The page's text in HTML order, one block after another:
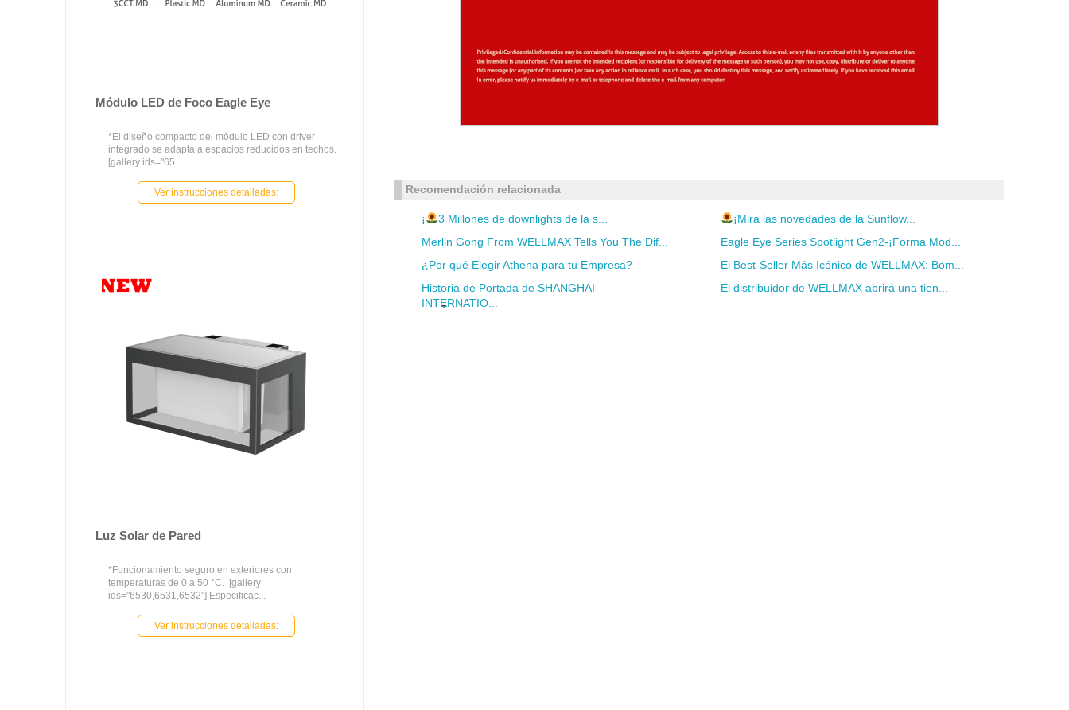
Módulo LED de Foco Eagle Eye
*El diseño compacto del módulo LED con driver
integrado se adapta a espacios reducidos en techos.
[gallery ids="65...
Ver instrucciones detalladas:
Luz Solar de Pared
*Funcionamiento seguro en exteriores con
temperaturas de 0 a 50 °C. [gallery
ids="6530,6531,6532"] Especificac...
Ver instrucciones detalladas:
Recomendación relacionada
¡ 3 Millones de downlights de la s...
¡Mira las novedades de la Sunflow...
Merlin Gong From WELLMAX Tells You The Dif...
Eagle Eye Series Spotlight Gen2-¡Forma Mod...
¿Por qué Elegir Athena para tu Empresa?
El Best-Seller Más Icónico de WELLMAX: Bom...
Historia de Portada de SHANGHAI
INTERNATIO...
El distribuidor de WELLMAX abrirá una tien...